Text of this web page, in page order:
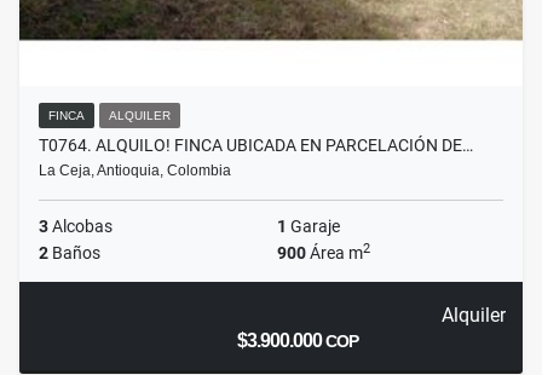
FINCA ALQUILER
T0764. ALQUILO! FINCA UBICADA EN PARCELACIÓN DE…
La Ceja, Antioquia, Colombia
3Alcobas 1 Garaje
2 Baños 900Área m2
Alquiler
$3.900.000COP